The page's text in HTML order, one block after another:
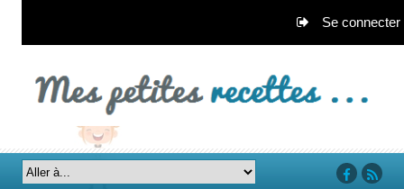
Se connecter